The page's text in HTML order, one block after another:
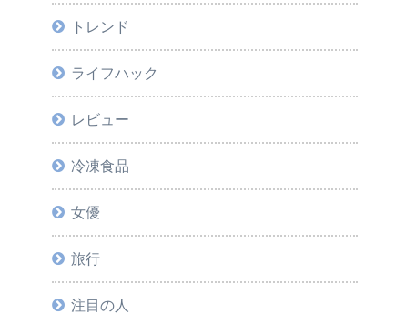
トレンド
ライフハック
レビュー
冷凍食品
女優
旅行
注目の人